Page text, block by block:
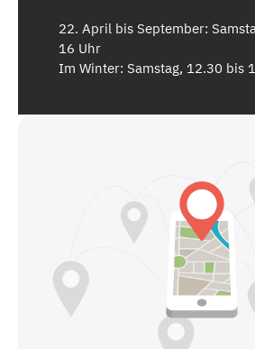
22. April bis September:
16 Uhr
Im Winter: Samstag, 12.30 bis